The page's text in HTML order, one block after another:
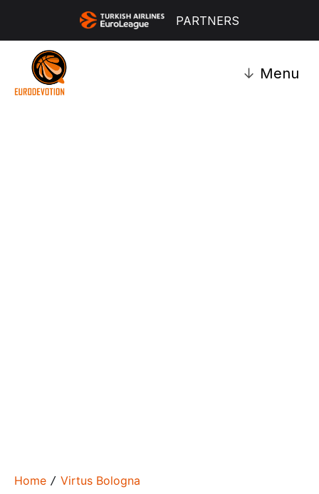
PARTNERS
↓ Menu
Home / Virtus Bologna